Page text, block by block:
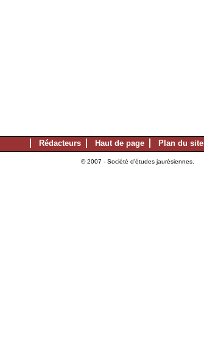
Rédacteurs Haut de page Plan du site
© 2007 - Société d'études jaurésiennes.